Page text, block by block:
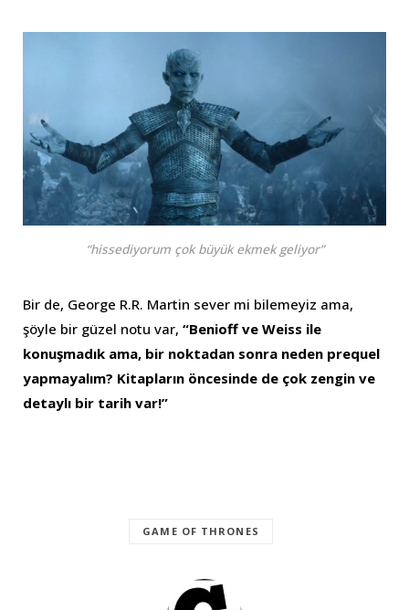
“hissediyorum çok büyük ekmek geliyor”
Bir de, George R.R. Martin sever mi bilemeyiz ama,
şöyle bir güzel notu var, “Benioff ve Weiss ile
konuşmadık ama, bir noktadan sonra neden prequel
yapmayalım? Kitapların öncesinde de çok zengin ve
detaylı bir tarih var!”
GAME OF THRONES